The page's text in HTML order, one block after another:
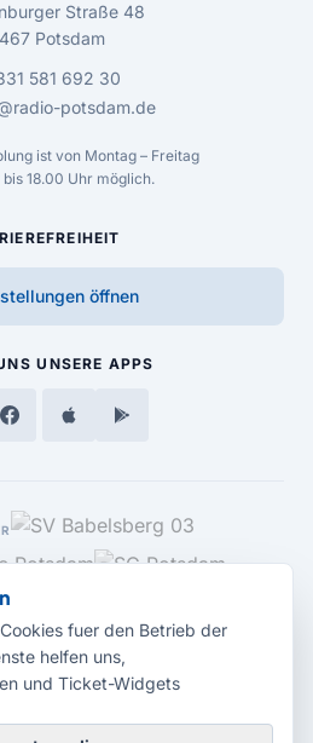
Straße 48
Potsdam
581 692 30
potsdam.de
ist von Montag – Freitag
18.00 Uhr möglich.
öffnen
UNSERE APPS
fuer den Betrieb der
helfen uns,
und Ticket-Widgets